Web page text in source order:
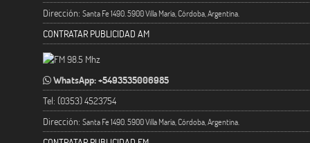
Dirección: Santa Fe 1490. 5900 Villa María, Córdoba, Argentina.
CONTRATAR PUBLICIDAD AM
WhatsApp: +5493535006985
Tel: (0353) 4523754
Dirección: Santa Fe 1490. 5900 Villa María, Córdoba, Argentina.